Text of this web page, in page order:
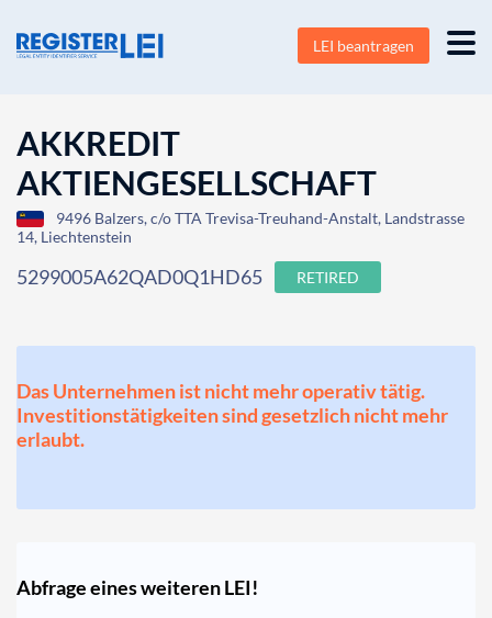
LEI beantragen
AKKREDIT
AKTIENGESELLSCHAFT
9496 Balzers, c/o TTA Trevisa-Treuhand-Anstalt, Landstrasse
14, Liechtenstein
5299005A62QAD0Q1HD65 RETIRED
Das Unternehmen ist nicht mehr operativ tätig.
Investitionstätigkeiten sind gesetzlich nicht mehr
erlaubt.
Abfrage eines weiteren LEI!